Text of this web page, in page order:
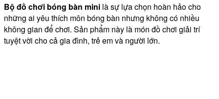
Bộ đồ chơi bóng bàn mini là sự lựa chọn hoàn hảo cho
những ai yêu thích môn bóng bàn nhưng không có nhiều
không gian để chơi. Sản phẩm này là món đồ chơi giải trí
tuyệt vời cho cả gia đình, trẻ em và người lớn.